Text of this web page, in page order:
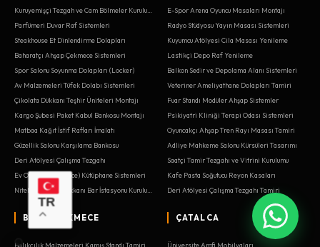
Parfümeri Duvar Raf Sistemleri
Steakhouse Et Dinlendirme Dolapları
Baharatçı Ahşap Çekmece Sistemleri
Spor Salonu Soyunma Dolapları (Locker)
Av Malzemeleri Tüfek Dolabı Sistemleri
Çikolata Dükkanı Teşhir Üniteleri Montajı
Kargo Şubesi Paket Kabul Bankosu Montajı
Matbaa Kağıt İstif Rafları İmalatı
Güzellik Salonu Karşılama Bankosu
Deri Atölyesi Çalışma Tezgahı
Ev Ofis (Home Office) Kütüphane Sistemleri
E-Spor Arena Oyuncu Masaları Montajı
Radyo Stüdyosu Yayın Masası Sistemleri
Kuyumcu Atölyesi Cila Masası Yenileme
Lastikçi Depo Raf Yenileme
Balkon Sedir ve Depolama Alanı Sistemleri
Veteriner Ameliyathane Dolapları Tamiri
Fuar Standı Modüler Ahşap Sistemler
Psikiyatri Kliniği Terapi Odası Sistemleri
Oyuncakçı Ahşap Tren Rayı Masası Tamiri
Adliye Mahkeme Salonu Kürsüleri Tasarımı
Saatçi Tamir Tezgahı ve Vitrini Kurulumu
Kafe Pasta Soğutucu Reyon Kasaları
Deri Atölyesi Çalışma Tezgahı Tamiri
BÜYÜKÇEKMECE
Balıkçılık Malzemeleri Kamış Standı Tamiri
ÇATALCA
Üniversite Amfi Mobilyaları
TR